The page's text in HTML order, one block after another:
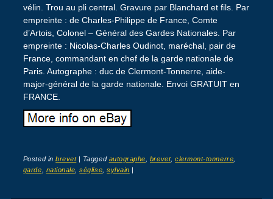
vélin. Trou au pli central. Gravure par Blanchard et fils. Par
empreinte : de Charles-Philippe de France, Comte
d’Artois, Colonel – Général des Gardes Nationales. Par
empreinte : Nicolas-Charles Oudinot, maréchal, pair de
France, commandant en chef de la garde nationale de
Paris. Autographe : duc de Clermont-Tonnerre, aide-
major-général de la garde nationale. Envoi GRATUIT en
FRANCE.
Posted inbrevet | Tagged autographe brevet,clermont-tonnerre
garde
nationale ,séglise ,sylvain |